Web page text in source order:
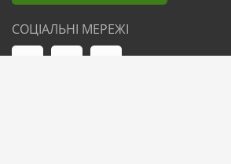
СОЦІАЛЬНІ МЕРЕЖІ